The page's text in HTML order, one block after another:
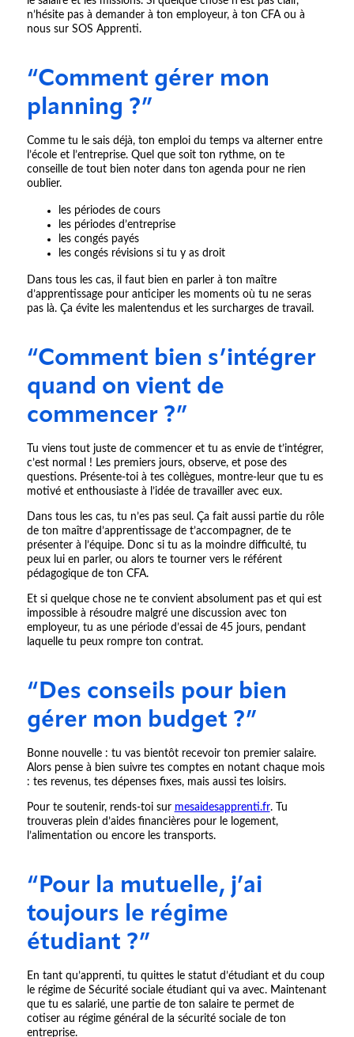
n’hésite pas à demander à ton employeur, à ton CFA ou à
nous sur SOS Apprenti.
“Comment gérer mon
planning ?”
Comme tu le sais déjà, ton emploi du temps va alterner entre
l’école et l’entreprise. Quel que soit ton rythme, on te
conseille de tout bien noter dans ton agenda pour ne rien
oublier.
les périodes de cours
les périodes d’entreprise
les congés payés
les congés révisions si tu y as droit
Dans tous les cas, il faut bien en parler à ton maître
d’apprentissage pour anticiper les moments où tu ne seras
pas là. Ça évite les malentendus et les surcharges de travail.
“Comment bien s’intégrer
quand on vient de
commencer ?”
Tu viens tout juste de commencer et tu as envie de t’intégrer,
c’est normal ! Les premiers jours, observe, et pose des
questions. Présente-toi à tes collègues, montre-leur que tu es
motivé et enthousiaste à l’idée de travailler avec eux.
Dans tous les cas, tu n’es pas seul. Ça fait aussi partie du rôle
de ton maître d’apprentissage de t’accompagner, de te
présenter à l’équipe. Donc si tu as la moindre difficulté, tu
peux lui en parler, ou alors te tourner vers le référent
pédagogique de ton CFA.
Et si quelque chose ne te convient absolument pas et qui est
impossible à résoudre malgré une discussion avec ton
employeur, tu as une période d’essai de 45 jours, pendant
laquelle tu peux rompre ton contrat.
“Des conseils pour bien
gérer mon budget ?”
Bonne nouvelle : tu vas bientôt recevoir ton premier salaire.
Alors pense à bien suivre tes comptes en notant chaque mois
: tes revenus, tes dépenses fixes, mais aussi tes loisirs.
Pour te soutenir, rends-toi sur mesaidesapprenti.fr. Tu
trouveras plein d’aides financières pour le logement,
l’alimentation ou encore les transports.
“Pour la mutuelle, j’ai
toujours le régime
étudiant ?”
En tant qu’apprenti, tu quittes le statut d’étudiant et du coup
le régime de Sécurité sociale étudiant qui va avec. Maintenant
que tu es salarié, une partie de ton salaire te permet de
cotiser au régime général de la sécurité sociale de ton
entreprise.